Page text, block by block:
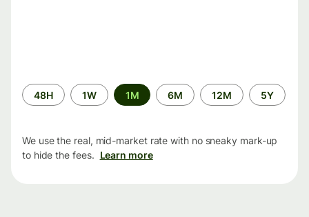
Time
period
48H 1W 1M 6M 12M 5Y
We use the real, mid-market rate with no sneaky mark-up
to hide the fees. Learn more